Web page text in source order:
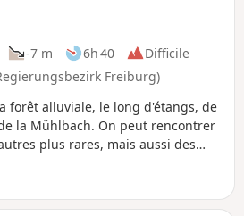
-7 m 6h 40
Difficile
Freiburg)
forêt alluviale, le long d'étangs, de
la Mühlbach. On peut rencontrer
plus rares, mais aussi des
espèces d'arbres et de plantes.